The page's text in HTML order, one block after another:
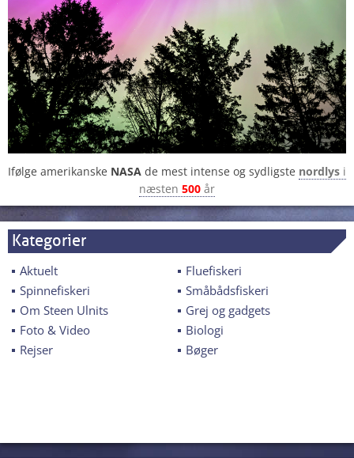
Ifølge amerikanske NASA de mest intense og sydligste nordlys i
næsten 500 år
Kategorier
Aktuelt
Fluefiskeri
Spinnefiskeri
Småbådsfiskeri
Om Steen Ulnits
Grej og gadgets
Foto & Video
Biologi
Rejser
Bøger